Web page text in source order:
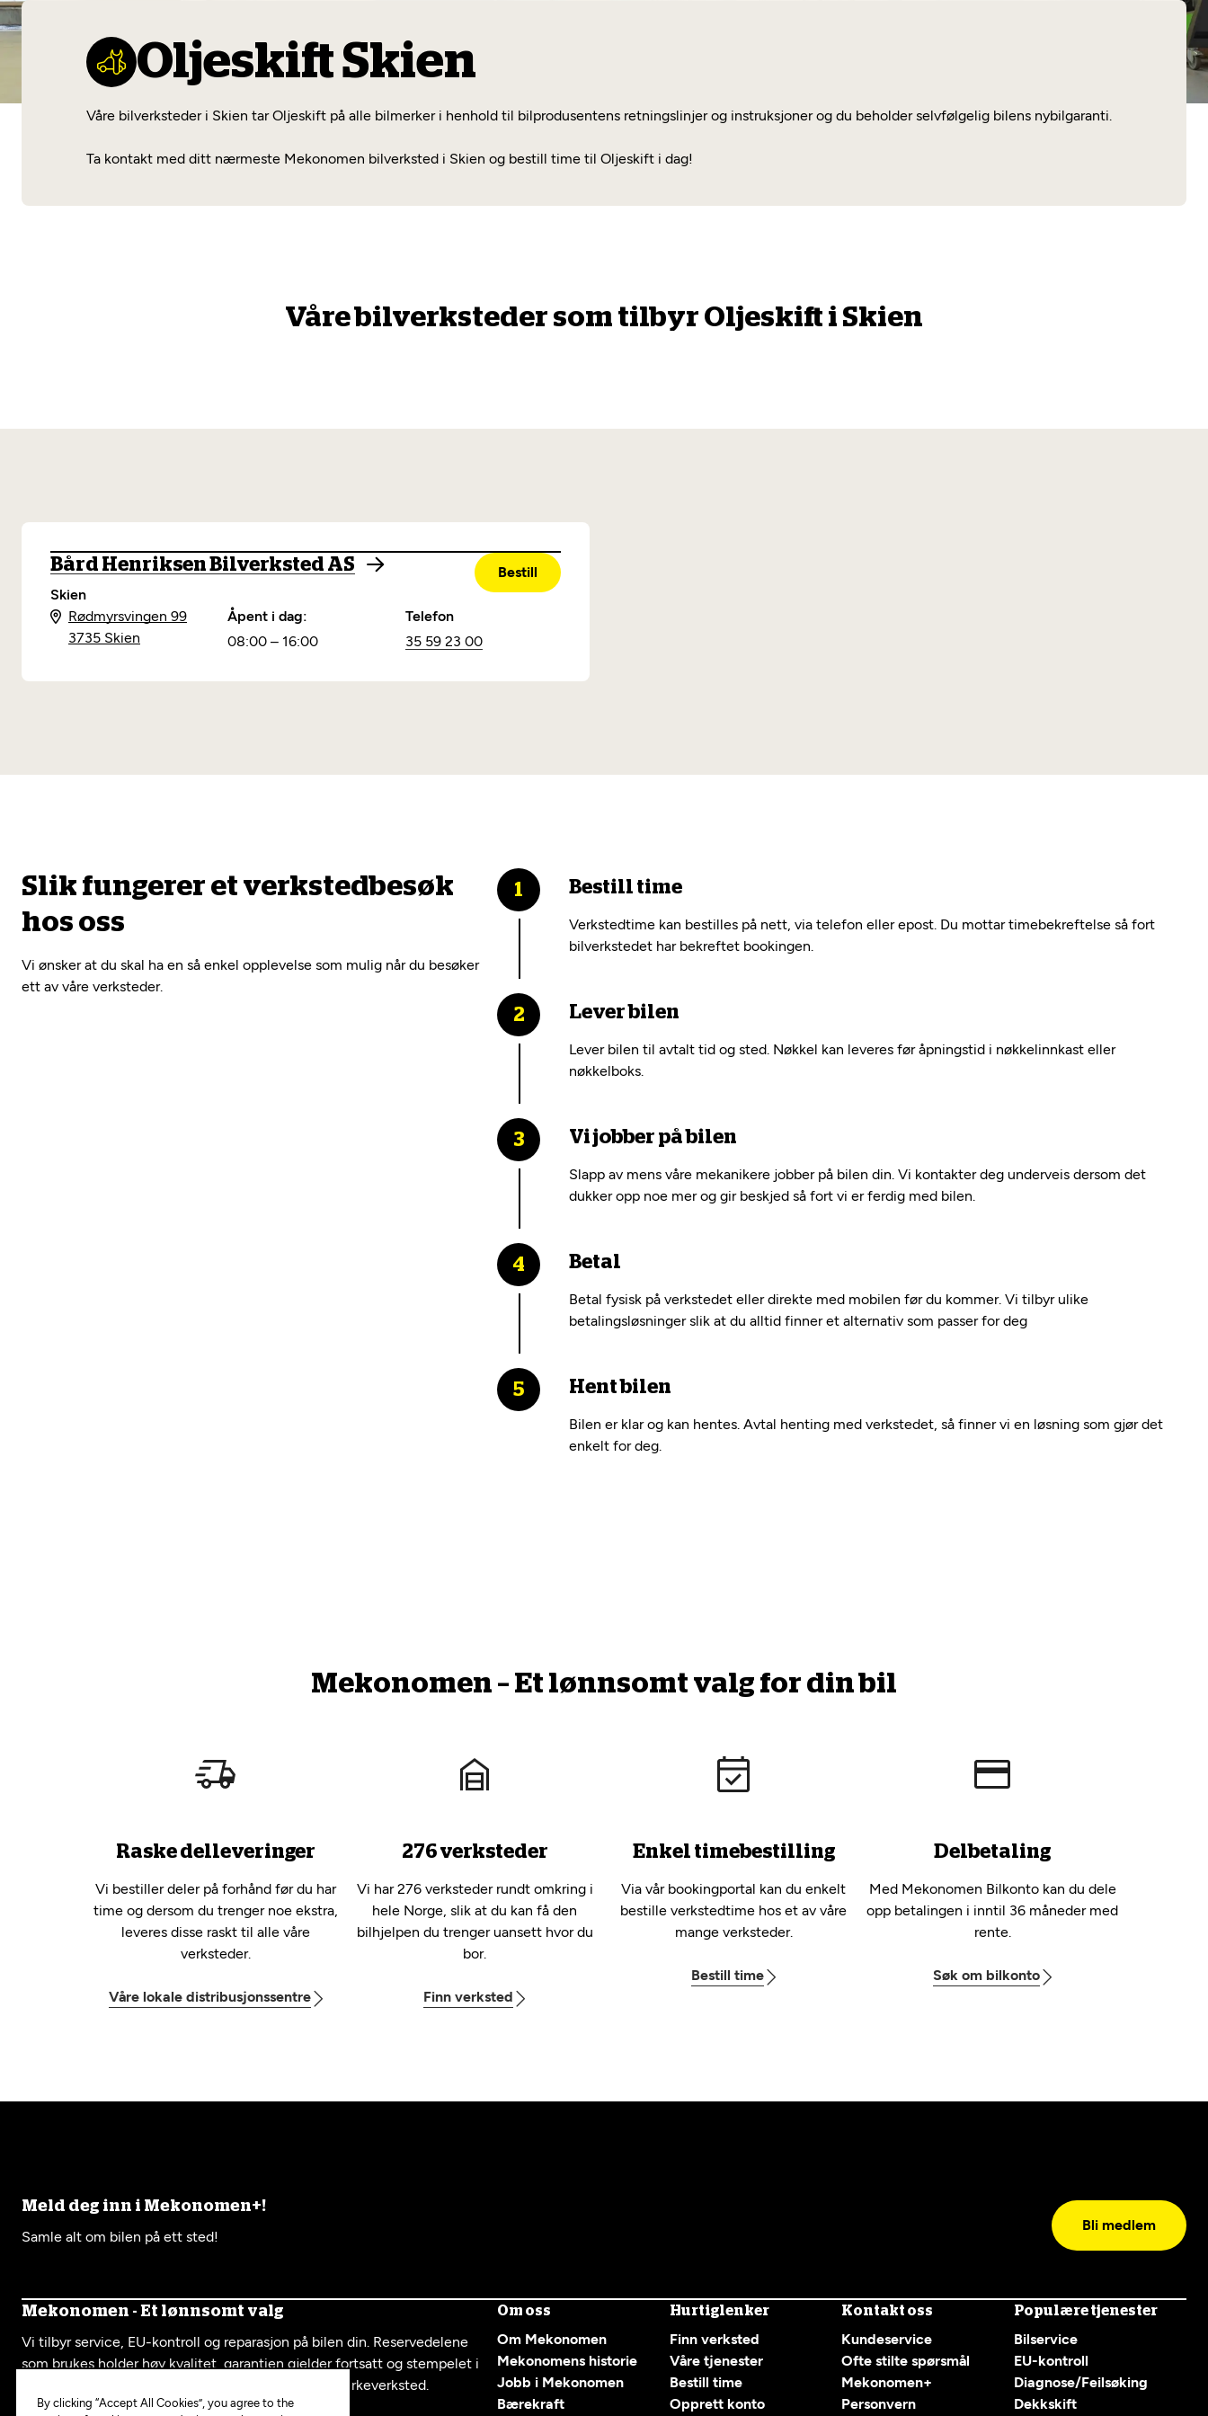
Oljeskift Skien
Våre bilverksteder i Skien tar Oljeskift på alle bilmerker i henhold til bilprodusentens retningslinjer og instruksjoner og du beholder selvfølgelig bilens nybilgaranti.
Ta kontakt med ditt nærmeste Mekonomen bilverksted i Skien og bestill time til Oljeskift i dag!
Våre bilverksteder som tilbyr Oljeskift i Skien
Bård Henriksen Bilverksted AS
Skien
Bestill
Rødmyrsvingen 99
3735 Skien
Åpent i dag:
08:00 – 16:00
Telefon
35 59 23 00
Slik fungerer et verkstedbesøk
hos oss
Vi ønsker at du skal ha en så enkel opplevelse som mulig når du besøker
ett av våre verksteder.
Bestill time
Verkstedtime kan bestilles på nett, via telefon eller epost. Du mottar timebekreftelse så fort
bilverkstedet har bekreftet bookingen.
Lever bilen
Lever bilen til avtalt tid og sted. Nøkkel kan leveres før åpningstid i nøkkelinnkast eller
nøkkelboks.
Vi jobber på bilen
Slapp av mens våre mekanikere jobber på bilen din. Vi kontakter deg underveis dersom det
dukker opp noe mer og gir beskjed så fort vi er ferdig med bilen.
Betal
Betal fysisk på verkstedet eller direkte med mobilen før du kommer. Vi tilbyr ulike
betalingsløsninger slik at du alltid finner et alternativ som passer for deg
Hent bilen
Bilen er klar og kan hentes. Avtal henting med verkstedet, så finner vi en løsning som gjør det
enkelt for deg.
Mekonomen – Et lønnsomt valg for din bil
Raske delleveringer
Vi bestiller deler på forhånd før du har
time og dersom du trenger noe ekstra,
leveres disse raskt til alle våre
verksteder.
Våre lokale distribusjonssentre
276 verksteder
Vi har 276 verksteder rundt omkring i
hele Norge, slik at du kan få den
bilhjelpen du trenger uansett hvor du
bor.
Finn verksted
Enkel timebestilling
Via vår bookingportal kan du enkelt
bestille verkstedtime hos et av våre
mange verksteder.
Bestill time
Delbetaling
Med Mekonomen Bilkonto kan du dele
opp betalingen i inntil 36 måneder med
rente.
Søk om bilkonto
Meld deg inn i Mekonomen+!
Samle alt om bilen på ett sted!
Bli medlem
Mekonomen - Et lønnsomt valg
Vi tilbyr service, EU-kontroll og reparasjon på bilen din. Reservedelene
som brukes holder høy kvalitet, garantien gjelder fortsatt og stempelet i
serviceboka fra oss er like mye verdt som hos et merkeverksted.
Om oss
Om Mekonomen
Mekonomens historie
Jobb i Mekonomen
Bærekraft
Hurtiglenker
Finn verksted
Våre tjenester
Bestill time
Opprett konto
Kontakt oss
Kundeservice
Ofte stilte spørsmål
Mekonomen+
Personvern
Populære tjenester
Bilservice
EU-kontroll
Diagnose/Feilsøking
Dekkskift
By clicking “Accept All Cookies”, you agree to the